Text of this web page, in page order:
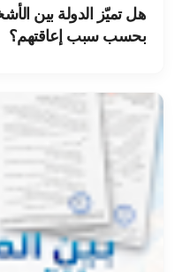
هل تميّز الدولة بين
بحسب سبب إعاقتهم؟